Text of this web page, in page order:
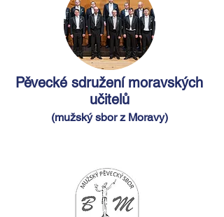
Pěvecké sdružení moravských
učitelů
(mužský sbor z Moravy)